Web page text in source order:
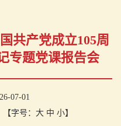
共产党成立105周
专题党课报告会
07-01
【字号： 大 中 小】